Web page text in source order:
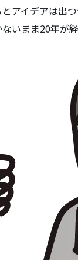
アイデアは出
いまま20年が